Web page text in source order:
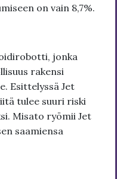
on vain 8,7%.
jonka
rakensi
Esittelyssä Jet
tulee suuri riski
Misato ryömii Jet
saamiensa